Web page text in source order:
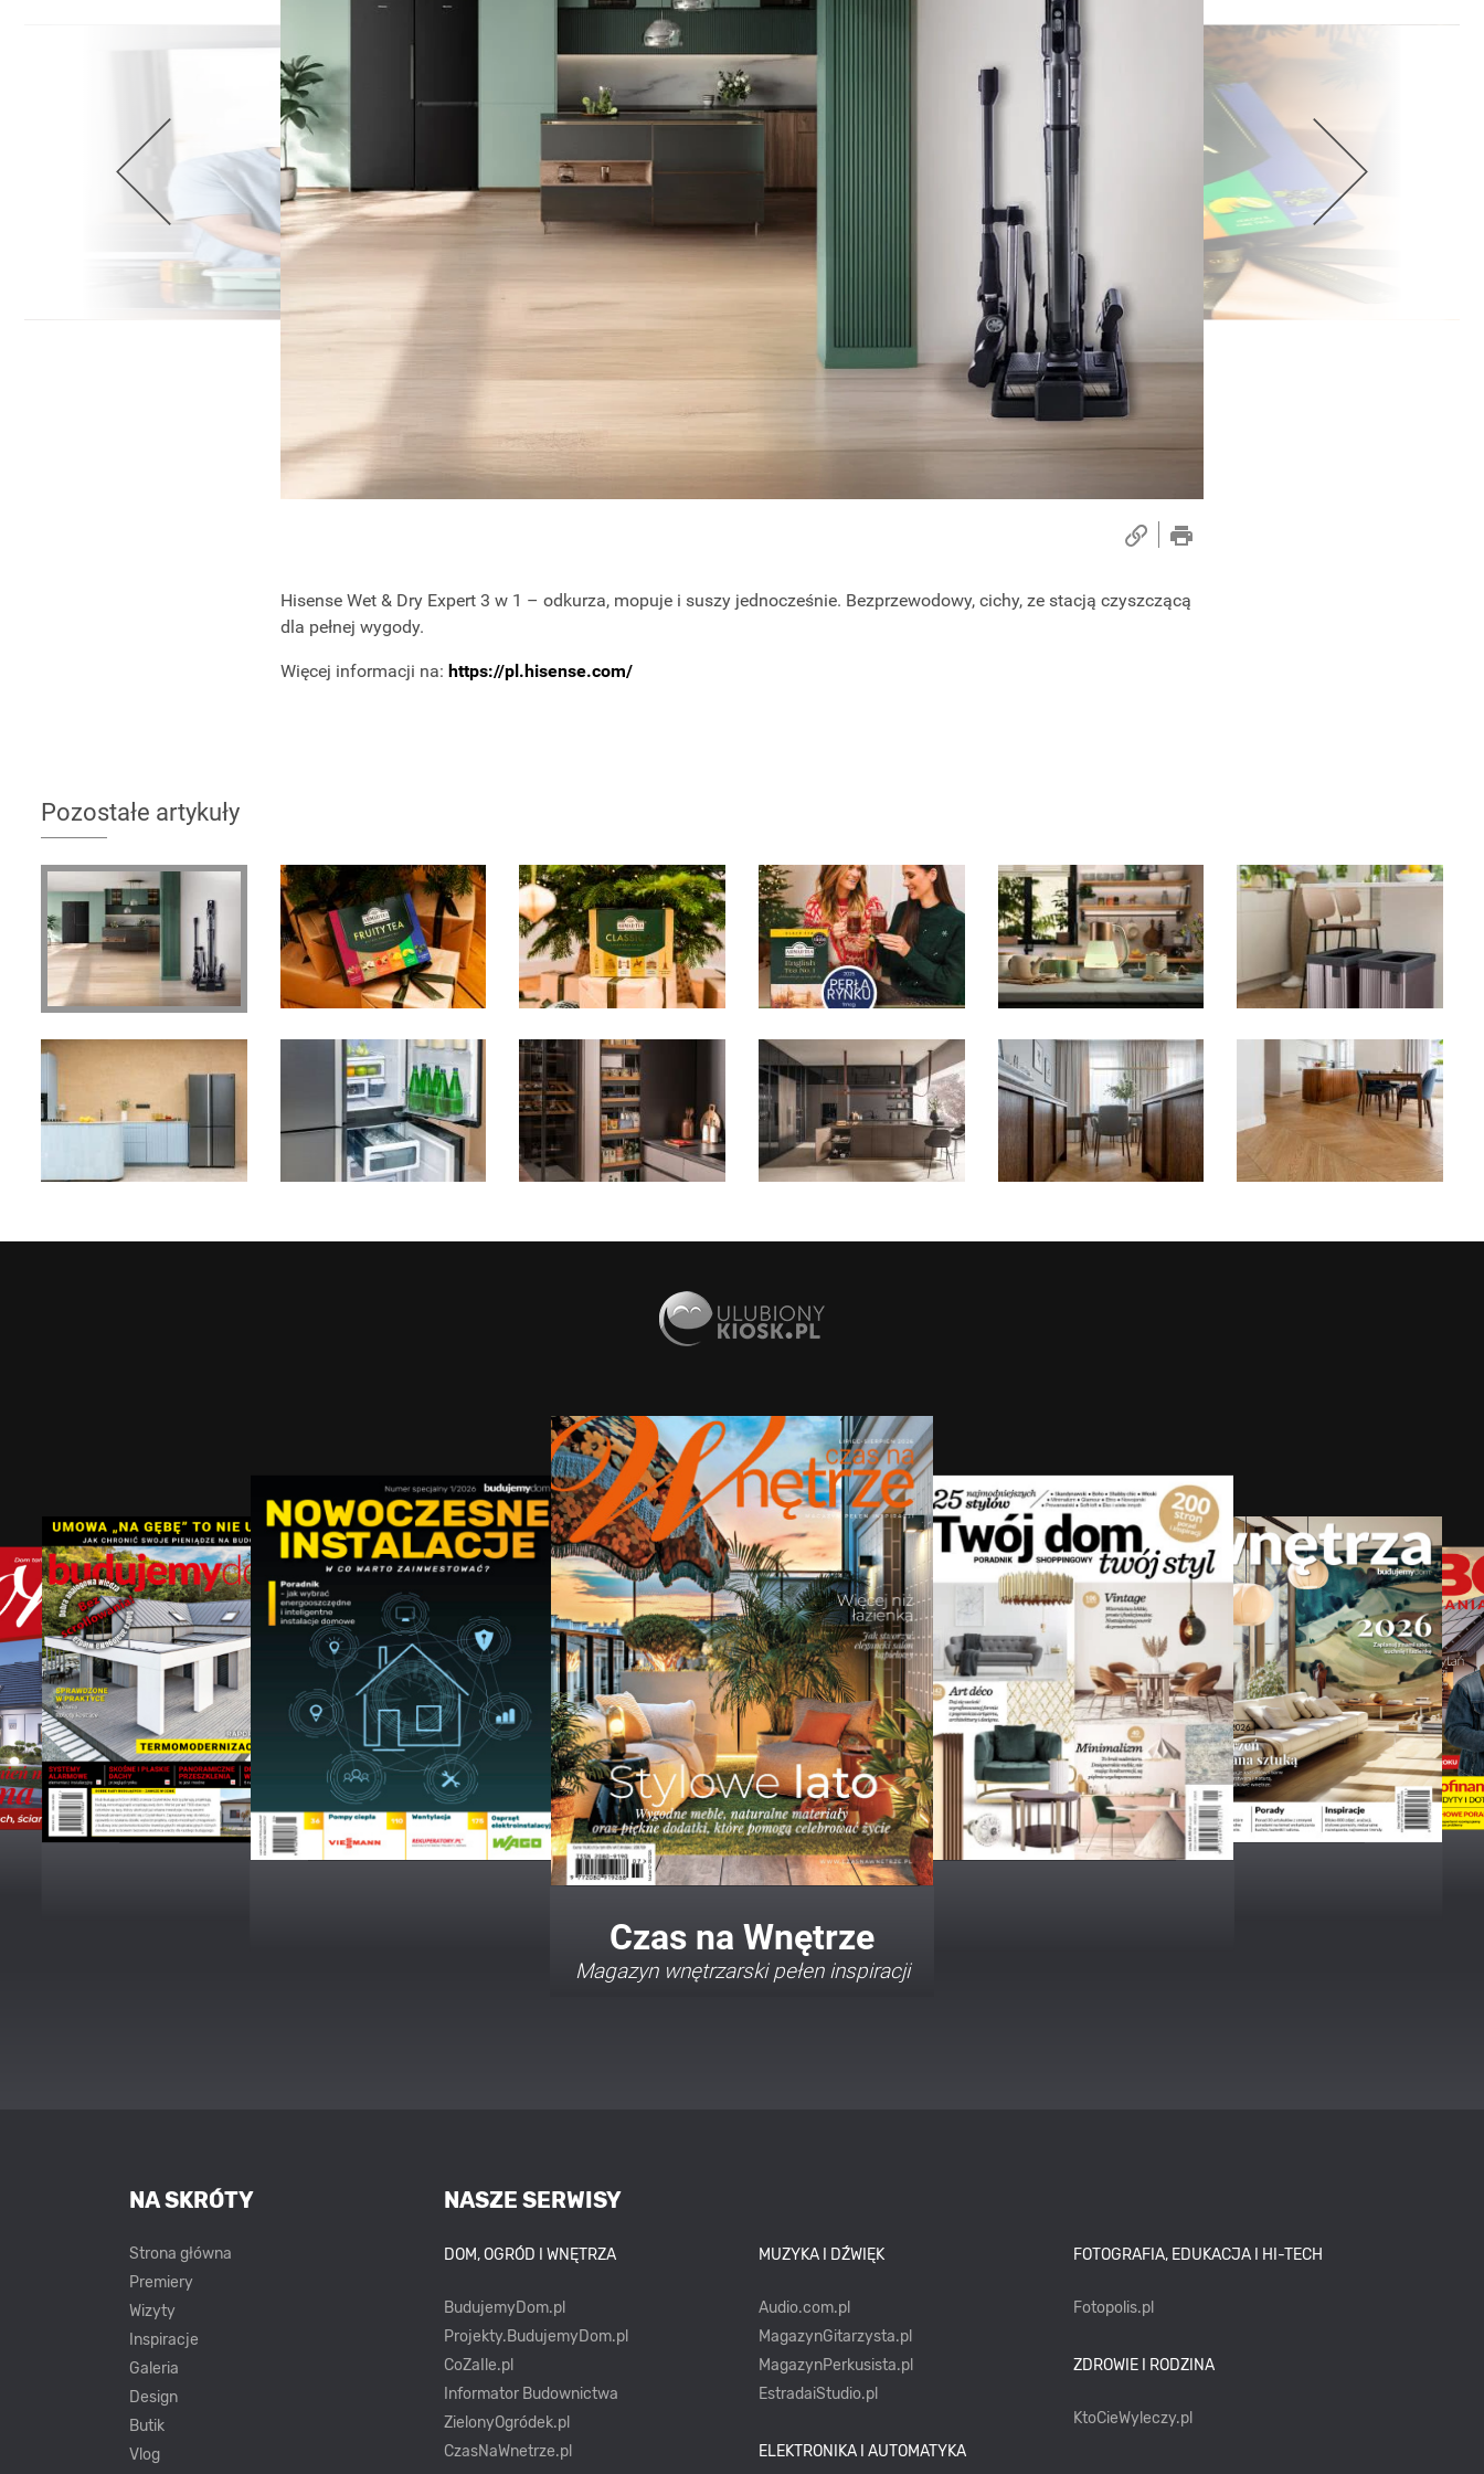
Hisense Wet & Dry Expert 3 w 1 – odkurza, mopuje i suszy jednocześnie. Bezprzewodowy, cichy, ze stacją czyszczącą
dla pełnej wygody.
Więcej informacji na: https://pl.hisense.com/
Pozostałe artykuły
Twój Dom Twój Styl
Porady i inspiracje w najmodniejszych
NASZE SERWISY
DOM, OGRÓD I WNĘTRZA
BudujemyDom.pl
Projekty.BudujemyDom.pl
CoZaIle.pl
Informator Budownictwa
ZielonyOgródek.pl
CzasNaWnetrze.pl
MUZYKA I DŹWIĘK
Audio.com.pl
MagazynGitarzysta.pl
MagazynPerkusista.pl
EstradaiStudio.pl
ELEKTRONIKA I AUTOMATYKA
FOTOGRAFIA, EDUKACJA I HI-TECH
Fotopolis.pl
ZDROWIE I RODZINA
KtoCieWyleczy.pl
NA SKRÓTY
Strona główna
Premiery
Wizyty
Inspiracje
Galeria
Design
Butik
Vlog